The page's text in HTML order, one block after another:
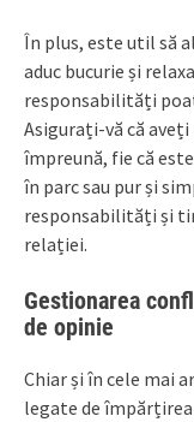
În plus, este util să
aduc bucurie și
responsabilități
Asigurați-vă că
împreună, fie că
în parc sau pur și
responsabilități și
relației.
Gestionarea
de opinie
Chiar și în cele mai
legate de